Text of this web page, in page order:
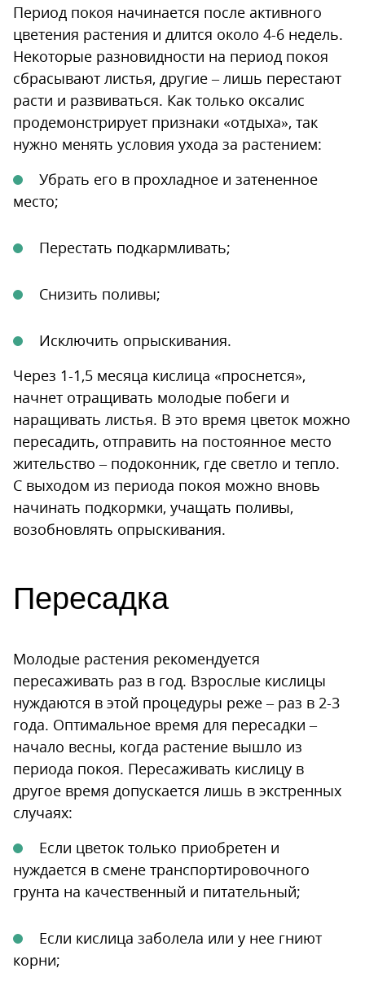
Период покоя начинается после активного
цветения растения и длится около 4-6 недель.
Некоторые разновидности на период покоя
сбрасывают листья, другие – лишь перестают
расти и развиваться. Как только оксалис
продемонстрирует признаки «отдыха», так
нужно менять условия ухода за растением:
Убрать его в прохладное и затененное
место;
Перестать подкармливать;
Снизить поливы;
Исключить опрыскивания.
Через 1-1,5 месяца кислица «проснется»,
начнет отращивать молодые побеги и
наращивать листья. В это время цветок можно
пересадить, отправить на постоянное место
жительство – подоконник, где светло и тепло.
С выходом из периода покоя можно вновь
начинать подкормки, учащать поливы,
возобновлять опрыскивания.
Пересадка
Молодые растения рекомендуется
пересаживать раз в год. Взрослые кислицы
нуждаются в этой процедуры реже – раз в 2-3
года. Оптимальное время для пересадки –
начало весны, когда растение вышло из
периода покоя. Пересаживать кислицу в
другое время допускается лишь в экстренных
случаях:
Если цветок только приобретен и
нуждается в смене транспортировочного
грунта на качественный и питательный;
Если кислица заболела или у нее гниют
корни;